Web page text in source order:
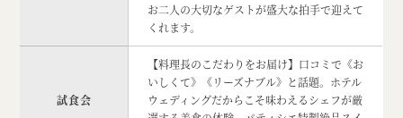
お二人の大切なゲストが盛大な拍手で迎えて
くれます。
試食会
【料理長のこだわりをお届け】口コミで《お
いしくて》《リーズナブル》と話題。ホテル
ウェディングだからこそ味わえるシェフが厳